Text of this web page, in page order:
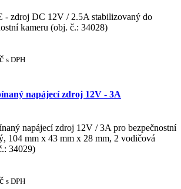
- zdroj DC 12V / 2.5A stabilizovaný do
kameru (obj. č.: 34028)
s DPH
napájecí zdroj 12V - 3A
napájecí zdroj 12V / 3A pro bezpečnostní
104 mm x 43 mm x 28 mm, 2 vodičová
34029)
s DPH